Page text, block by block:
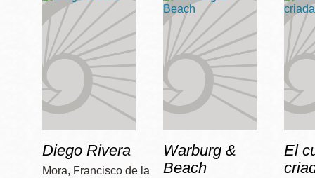
Diego Rivera
Mora, Francisco de la
Warburg &
Beach
El